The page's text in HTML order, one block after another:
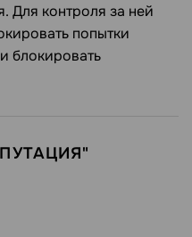
Для контроля за ней
попытки
блокировать